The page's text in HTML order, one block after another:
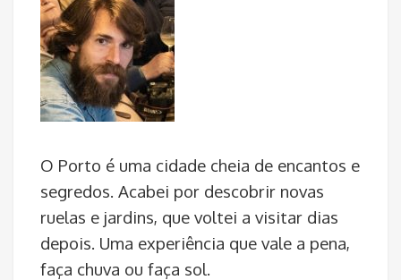
Michael Dias
O Porto é uma cidade cheia de encantos e
segredos. Acabei por descobrir novas
ruelas e jardins, que voltei a visitar dias